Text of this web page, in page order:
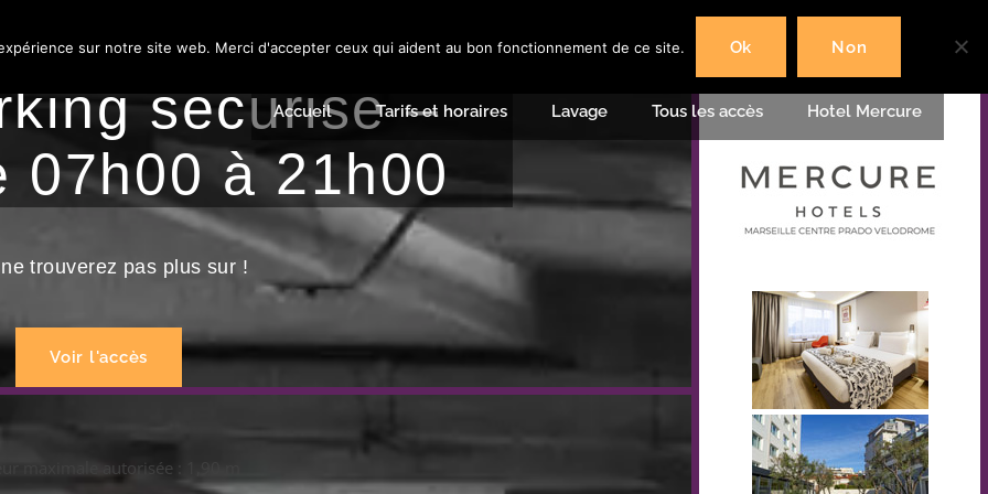
Accueil Tarifs et horaires Lavage Tous les accès Hotel Mercure
sécurisé –
07h00 à 21h00
trouverez pas plus sur !
Voir l'accès
maximale autorisée : 1,90 m
sur notre site web. Merci d'accepter ceux qui aident au bon fonctionnement de ce site. Ok Non